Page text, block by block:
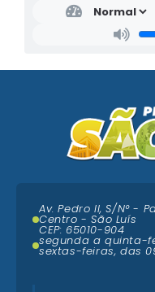
Quebra Pote
CS Salomão
Santa Bárbara
CS Tibiri: Rua
CS Vila Itamar:
Vila Maranhão
CS AMAR:
Fialho
Av. Pedro II, S/N° -
Centro - São Luís
CEP: 65010-904
segunda a quinta-
sextas-feiras, das